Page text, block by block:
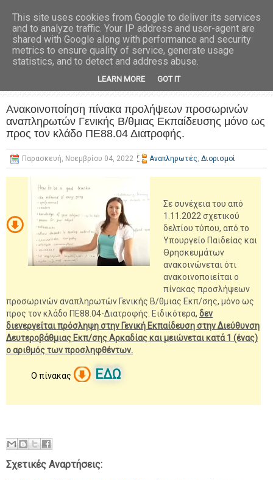
Ανακοινοποίηση πίνακα προλήψεων προσωρινών
αναπληρωτών Γενικής Β/θμιας Εκπαίδευσης μόνο ως
προς τον κλάδο ΠΕ88.04 Διατροφής.
Παρασκευή, Νοεμβρίου 04, 2022 Αναπληρωτές, Διορισμοί
Σε συνέχεια του από
1.11.2022 σχετικού
δελτίου τύπου, από το
Υπουργείο Παιδείας και
Θρησκευμάτων
ανακοινώνεται ότι
ανακοινοποιείται ο
πίνακας προσλήψεων
προσωρινών αναπληρωτών Γενικής Β/θμιας Εκπ/σης, μόνο ως
προς τον κλάδο ΠΕ88.04-Διατροφής. Ειδικότερα, δεν
διενεργείται πρόσληψη στην Γενική Εκπαίδευση στην Διεύθυνση
Δευτεροβάθμιας Εκπ/σης Αρκαδίας και μειώνεται κατά 1 (ένας)
ο αριθμός των προσληφθέντων.
Ο πίνακας ΕΔΩ
Σχετικές Αναρτήσεις:
This site uses cookies from Google to deliver its services
and to analyze traffic. Your IP address and user-agent are
shared with Google along with performance and security
metrics to ensure quality of service, generate usage
statistics, and to detect and address abuse.
LEARN MORE GOT IT